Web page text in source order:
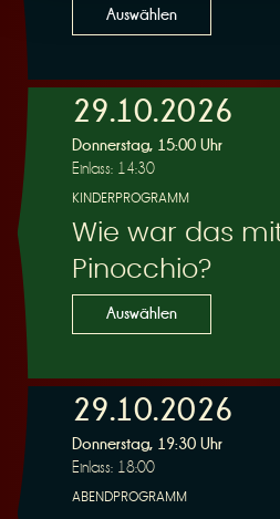
Auswählen
29.10.2026
Donnerstag, 15:00 Uhr
Einlass: 14:30
KINDERPROGRAMM
Wie war das
Pinocchio?
Auswählen
29.10.2026
Donnerstag, 19:30 Uhr
Einlass: 18:00
ABENDPROGRAMM